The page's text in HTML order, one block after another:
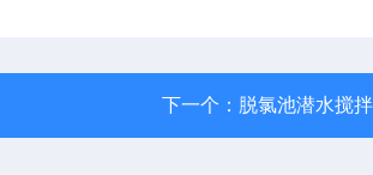
下一个： 脱氯池潜水搅